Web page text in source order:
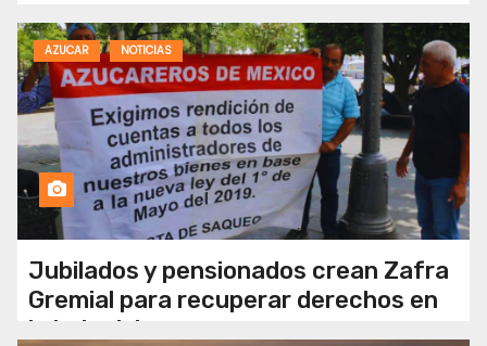
AZUCAR NOTICIAS
Jubilados y pensionados crean Zafra
Gremial para recuperar derechos en
la industria azucarera